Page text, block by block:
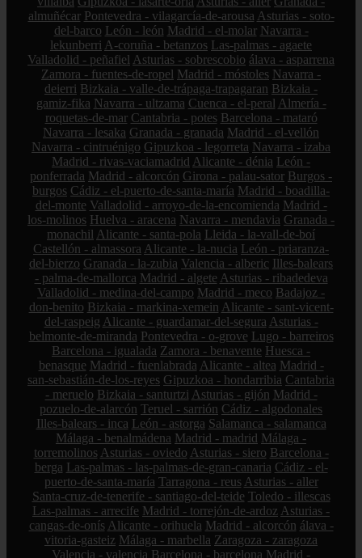
almuñécar Pontevedra - vilagarcía-de-arousa Asturias - soto-
del-barco León - león Madrid - el-molar Navarra -
lekunberri A-coruña - betanzos Las-palmas - agaete
Valladolid - peñafiel Asturias - sobrescobio álava - asparrena
Zamora - fuentes-de-ropel Madrid - móstoles Navarra -
deierri Bizkaia - valle-de-trápaga-trapagaran Bizkaia -
gamiz-fika Navarra - ultzama Cuenca - el-peral Almería -
roquetas-de-mar Cantabria - potes Barcelona - mataró
Navarra - lesaka Granada - granada Madrid - el-vellón
Navarra - cintruénigo Gipuzkoa - legorreta Navarra - izaba
Madrid - rivas-vaciamadrid Alicante - dénia León -
ponferrada Madrid - alcorcón Girona - palau-sator Burgos -
burgos Cádiz - el-puerto-de-santa-maría Madrid - boadilla-
del-monte Valladolid - arroyo-de-la-encomienda Madrid -
los-molinos Huelva - aracena Navarra - mendavia Granada -
monachil Alicante - santa-pola Lleida - la-vall-de-boí
Castellón - almassora Alicante - la-nucia León - priaranza-
del-bierzo Granada - la-zubia Valencia - alberic Illes-balears
- palma-de-mallorca Madrid - algete Asturias - ribadedeva
Valladolid - medina-del-campo Madrid - meco Badajoz -
don-benito Bizkaia - markina-xemein Alicante - sant-vicent-
del-raspeig Alicante - guardamar-del-segura Asturias -
belmonte-de-miranda Pontevedra - o-grove Lugo - barreiros
Barcelona - igualada Zamora - benavente Huesca -
benasque Madrid - fuenlabrada Alicante - altea Madrid -
san-sebastián-de-los-reyes Gipuzkoa - hondarribia Cantabria
- meruelo Bizkaia - santurtzi Asturias - gijón Madrid -
pozuelo-de-alarcón Teruel - sarrión Cádiz - algodonales
Illes-balears - inca León - astorga Salamanca - salamanca
Málaga - benalmádena Madrid - madrid Málaga -
torremolinos Asturias - oviedo Asturias - siero Barcelona -
berga Las-palmas - las-palmas-de-gran-canaria Cádiz - el-
puerto-de-santa-maría Tarragona - reus Asturias - aller
Santa-cruz-de-tenerife - santiago-del-teide Toledo - illescas
Las-palmas - arrecife Madrid - torrejón-de-ardoz Asturias -
cangas-de-onís Alicante - orihuela Madrid - alcorcón álava -
vitoria-gasteiz Málaga - marbella Zaragoza - zaragoza
Valencia - valencia Barcelona - barcelona Madrid -